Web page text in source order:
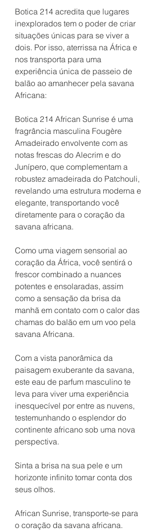
Botica 214 acredita que lugares
inexplorados tem o poder de criar
situações únicas para se viver a
dois. Por isso, aterrissa na África e
nos transporta para uma
experiência única de passeio de
balão ao amanhecer pela savana
Africana:
Botica 214 African Sunrise é uma
fragrância masculina Fougère
Amadeirado envolvente com as
notas frescas do Alecrim e do
Junípero, que complementam a
robustez amadeirada do Patchouli,
revelando uma estrutura moderna e
elegante, transportando você
diretamente para o coração da
savana africana.
Como uma viagem sensorial ao
coração da África, você sentirá o
frescor combinado a nuances
potentes e ensolaradas, assim
como a sensação da brisa da
manhã em contato com o calor das
chamas do balão em um voo pela
savana Africana.
Com a vista panorâmica da
paisagem exuberante da savana,
este eau de parfum masculino te
leva para viver uma experiência
inesquecível por entre as nuvens,
testemunhando o esplendor do
continente africano sob uma nova
perspectiva.
Sinta a brisa na sua pele e um
horizonte infinito tomar conta dos
seus olhos.
African Sunrise, transporte-se para
o coração da savana africana.